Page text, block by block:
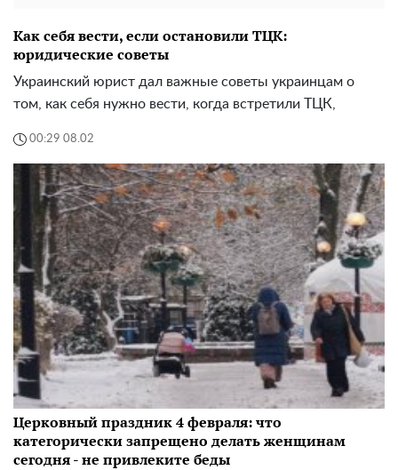
Как себя вести, если остановили ТЦК:
юридические советы
Украинский юрист дал важные советы украинцам о
том, как себя нужно вести, когда встретили ТЦК,
00:29 08.02
Церковный праздник 4 февраля: что
категорически запрещено делать женщинам
сегодня - не привлеките беды